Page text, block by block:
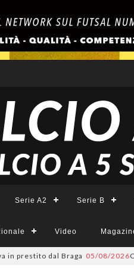
Serie A2 Serie B
Video
dal Braga 05/08/2026CDM